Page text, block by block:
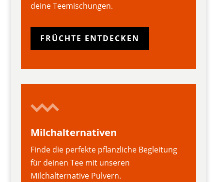
deine Teemischungen.
FRÜCHTE ENTDECKEN
Milchalternativen
Finde die perfekte pflanzliche Begleitung
für deinen Tee mit unseren
Milchalternative Pulvern.